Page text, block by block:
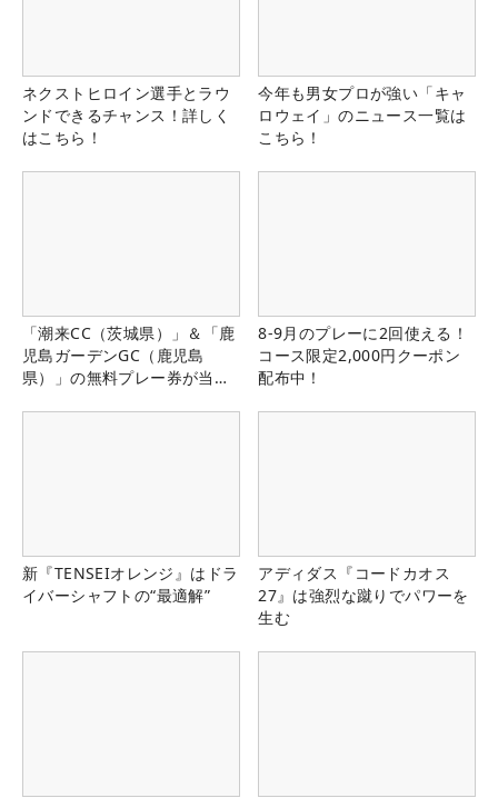
ネクストヒロイン選手とラウ
ンドできるチャンス！詳しく
はこちら！
今年も男女プロが強い「キャ
ロウェイ」のニュース一覧は
こちら！
「潮来CC（茨城県）」＆「鹿
児島ガーデンGC（鹿児島
県）」の無料プレー券が当た
8-9月のプレーに2回使える！
コース限定2,000円クーポン
配布中！
新『TENSEIオレンジ』はドラ
イバーシャフトの“最適解”
アディダス『コードカオス
27』は強烈な蹴りでパワーを
生む